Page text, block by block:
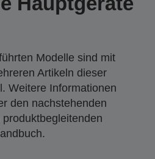
Modelle sind mit
Artikeln dieser
Weitere Informationen
den nachstehenden